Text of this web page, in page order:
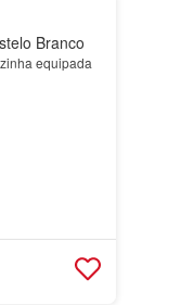
Branco
equipada